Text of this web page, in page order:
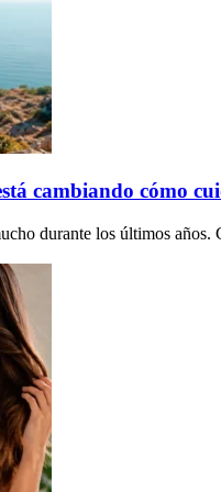
cambiando cómo
durante los últimos